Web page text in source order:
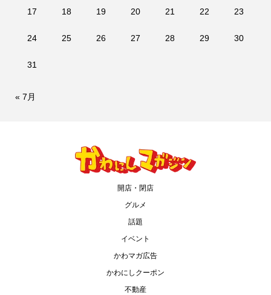
17 18 19 20 21 22 23
24 25 26 27 28 29 30
31
« 7月
開店・閉店
グルメ
話題
イベント
かわマガ広告
かわにしクーポン
不動産